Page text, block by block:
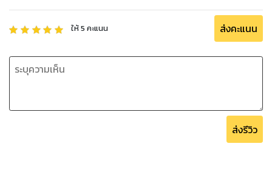
• ไอเดียถอนเงินมาใช้ในช่วงไม่มีงานทำ
• มีเงินฉุกเฉินเพิ่มขึ้น แค่ย้ายที่เก็บเงิน
• วิธีเปรียบเทียบดอกเบี้ยเงินฝากออมทรัพย์อย่างง่าย
• 3 วิธีจัดการเงินของคนที่เก็บเงินไม่อยู่ ทำแล้วได้ผล 80 - 99%
• ปฏิทินใช้เงินเดือนนี้
• รีวิวการเงินของตัวเอง 1 ปีผ่านไป การเงินของเราเป็นอย่างไร
ให้5 คะแนน ส่งคะแนน
ส่งรีวิว